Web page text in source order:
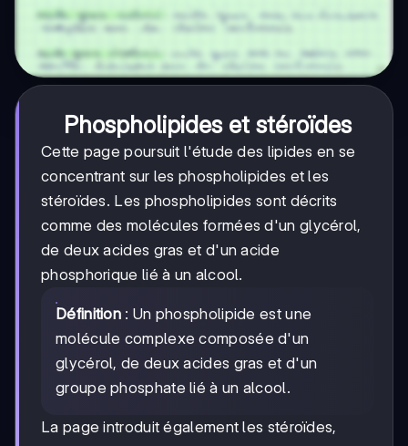
Phospholipides et stéroïdes
Cette page poursuit l'étude des lipides en se
concentrant sur les phospholipides et les
stéroïdes. Les phospholipides sont décrits
comme des molécules formées d'un glycérol,
de deux acides gras et d'un acide
phosphorique lié à un alcool.
Définition : Un phospholipide est une
molécule complexe composée d'un
glycérol, de deux acides gras et d'un
groupe phosphate lié à un alcool.
La page introduit également les stéroïdes,